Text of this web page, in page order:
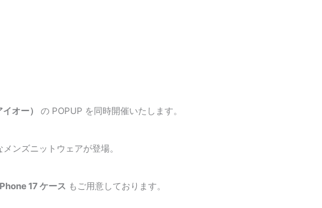
オー） の POPUP を同時開催いたします。
ンズニットウェアが登場。
17 ケース もご用意しております。